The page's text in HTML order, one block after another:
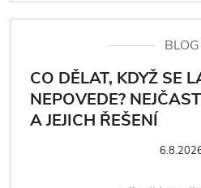
BLOG
CO DĚLAT, KDYŽ SE
NEPOVEDE?
A JEJICH ŘEŠENÍ